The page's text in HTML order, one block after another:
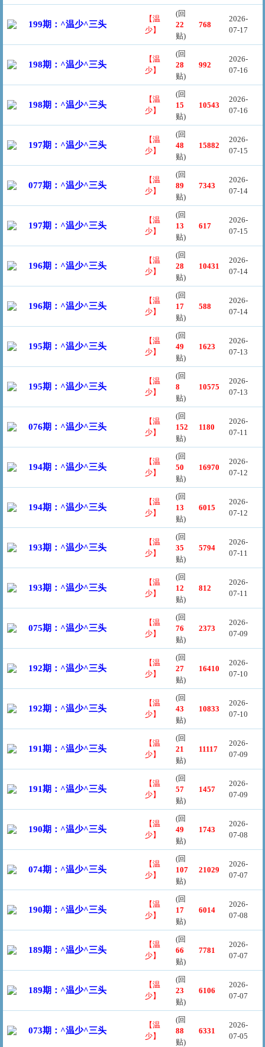
199期：^温少^三头
【温
少】
(回
22
贴)
768
2026-
07-17
198期：^温少^三头
【温
少】
(回
28
贴)
992
2026-
07-16
198期：^温少^三头
【温
少】
(回
15
贴)
10543
2026-
07-16
197期：^温少^三头
【温
少】
(回
48
贴)
15882
2026-
07-15
077期：^温少^三头
【温
少】
(回
89
贴)
7343
2026-
07-14
197期：^温少^三头
【温
少】
(回
13
贴)
617
2026-
07-15
196期：^温少^三头
【温
少】
(回
28
贴)
10431
2026-
07-14
196期：^温少^三头
【温
少】
(回
17
贴)
588
2026-
07-14
195期：^温少^三头
【温
少】
(回
49
贴)
1623
2026-
07-13
195期：^温少^三头
【温
少】
(回
8
贴)
10575
2026-
07-13
076期：^温少^三头
【温
少】
(回
152
贴)
1180
2026-
07-11
194期：^温少^三头
【温
少】
(回
50
贴)
16970
2026-
07-12
194期：^温少^三头
【温
少】
(回
13
贴)
6015
2026-
07-12
193期：^温少^三头
【温
少】
(回
35
贴)
5794
2026-
07-11
193期：^温少^三头
【温
少】
(回
12
贴)
812
2026-
07-11
075期：^温少^三头
【温
少】
(回
76
贴)
2373
2026-
07-09
192期：^温少^三头
【温
少】
(回
27
贴)
16410
2026-
07-10
192期：^温少^三头
【温
少】
(回
43
贴)
10833
2026-
07-10
191期：^温少^三头
【温
少】
(回
21
贴)
11117
2026-
07-09
191期：^温少^三头
【温
少】
(回
57
贴)
1457
2026-
07-09
190期：^温少^三头
【温
少】
(回
49
贴)
1743
2026-
07-08
074期：^温少^三头
【温
少】
(回
107
贴)
21029
2026-
07-07
190期：^温少^三头
【温
少】
(回
17
贴)
6014
2026-
07-08
189期：^温少^三头
【温
少】
(回
66
贴)
7781
2026-
07-07
189期：^温少^三头
【温
少】
(回
23
贴)
6106
2026-
07-07
073期：^温少^三头
【温
少】
(回
88
贴)
6331
2026-
07-05